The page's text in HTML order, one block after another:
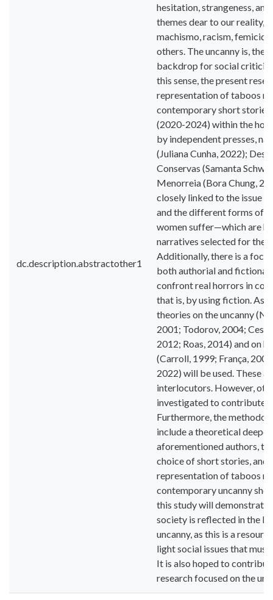
dc.description.abstractother1
hesitation, strangeness,
themes dear to our reality,
machismo, racism,
others. The uncanny is,
backdrop for social
this sense, the present
representation of taboos
contemporary short
(2020-2024) within the
by independent presses,
(Juliana Cunha, 2022);
Conservas (Samanta
Menorreia (Bora Chung,
closely linked to the issue
and the different forms of
women suffer—which are
narratives selected for the
Additionally, there is a
both authorial and
confront real horrors in
that is, by using fiction. As
theories on the uncanny
2001; Todorov, 2004;
2012; Roas, 2014) and on
(Carroll, 1999; França,
2022) will be used. These
interlocutors. However,
investigated to contribute
Furthermore, the
include a theoretical
aforementioned authors,
choice of short stories, and
representation of taboos
contemporary uncanny
this study will demonstrate
society is reflected in the
uncanny, as this is a
light social issues that
It is also hoped to
research focused on the